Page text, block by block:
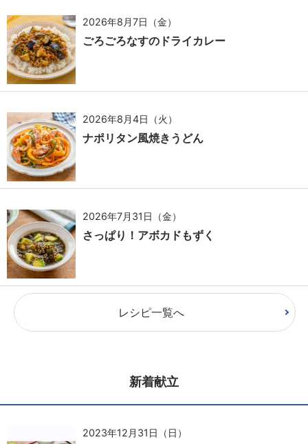
2026年8月7日（金）
ごろごろなすのドライカレー
2026年8月4日（火）
ナポリタン風焼きうどん
2026年7月31日（金）
さっぱり！アボカドもずく
レシピ一覧へ
新着献立
2023年12月31日（日）